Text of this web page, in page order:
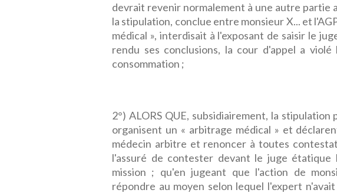
devrait revenir normalement à une autre partie
la stipulation, conclue entre monsieur X... et
médical », interdisait à l'exposant de saisir le
rendu ses conclusions, la cour d'appel a
consommation ;
2°) ALORS QUE, subsidiairement, la
organisent un « arbitrage médical » et
médecin arbitre et renoncer à toutes
l'assuré de contester devant le juge étatique
mission ; qu'en jugeant que l'action de
répondre au moyen selon lequel l'expert